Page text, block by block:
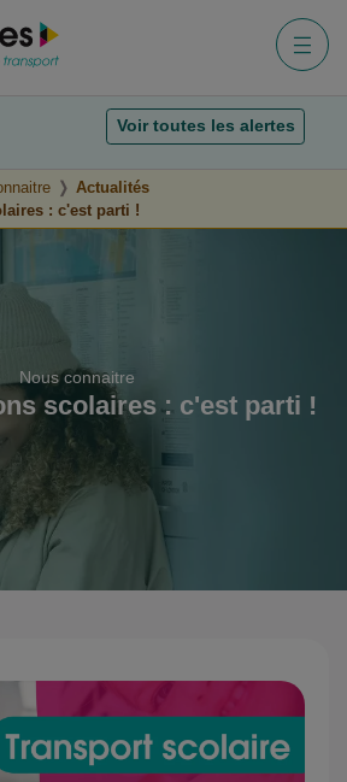
Voir toutes les alertes
Actualités
: c'est parti !
Nous connaitre
scolaires : c'est parti !